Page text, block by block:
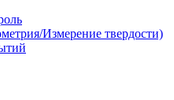
Измерение твердости)